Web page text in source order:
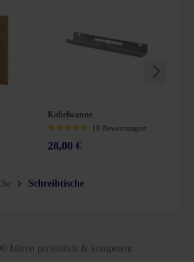
Kabelwanne
Durchschnittliche Bewertung von 4.9 von 5 Sternen
18 Bewertungen
28,00 €
Schreibtische
Jahren persönlich & kompetent